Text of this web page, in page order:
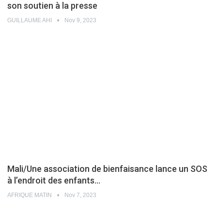
son soutien à la presse
GUILLAUME AHI Nov 9, 2023
Mali/Une association de bienfaisance lance un SOS
à l’endroit des enfants…
AFRIQUE MATIN Nov 7, 2023